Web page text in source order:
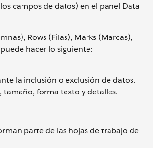
campos de datos) en el panel Data
Rows (Filas), Marks (Marcas),
hacer lo siguiente:
la inclusión o exclusión de datos.
tamaño, forma texto y detalles.
parte de las hojas de trabajo de